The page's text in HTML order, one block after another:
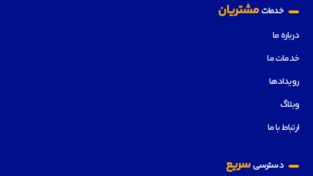
خدماتمشتریان
درباره ما
خدمات ما
رویدادها
وبلاگ
ارتباط با ما
دسترسیسریع